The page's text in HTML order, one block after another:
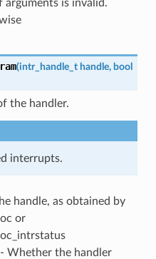
arguments is invalid.
(intr_handle_t handle, bool
the handler.
interrupts.
handle, as obtained by
or
Whether the handler